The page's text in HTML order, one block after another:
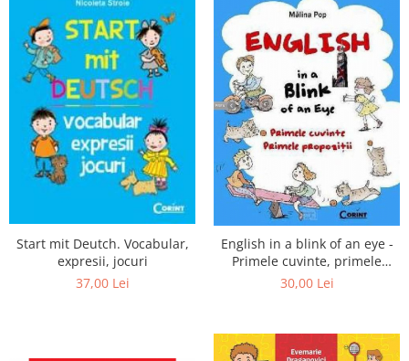
Editura Portocala Albastră
Editura Scriptum
Editura Sophia
Editura Usborne
Editura Vellant
Editura Verba
Start mit Deutch. Vocabular,
expresii, jocuri
37,00 Lei
English in a blink of an eye -
Primele cuvinte, primele
propozitii
30,00 Lei